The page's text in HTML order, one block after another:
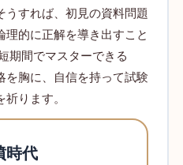
うすれば、初見の資料問題
理的に正解を導き出すこと
期間でマスターできる
を胸に、自信を持って試験
ります。
時代